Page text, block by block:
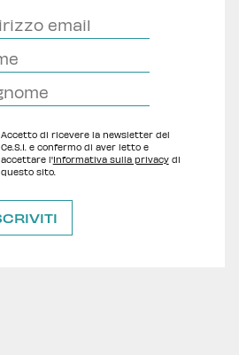
Accetto di ricevere la newsletter del
Ce.S.I. e confermo di aver letto e
accettare l'Informativa sulla privacydi
questo sito.